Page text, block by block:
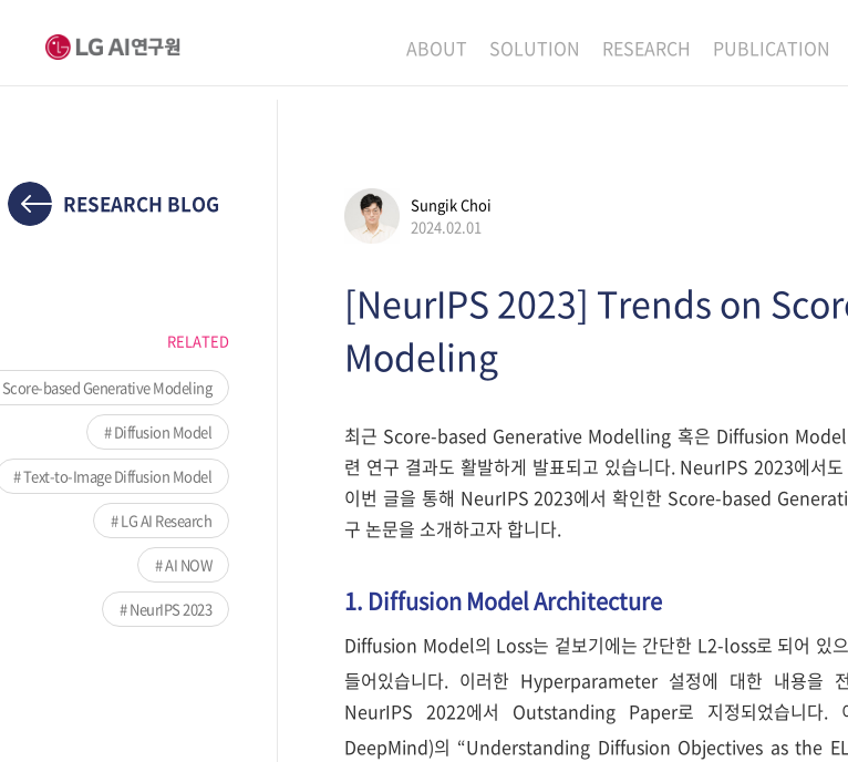
ABOUT
ETHICS PRINCIPLES
LOCATION
SOLUTION RESEARCH
DATA INTELLIGENCE
PUBLICATION
RESEARCH BLOG
RELATED
Score-based Generative Modeling
Diffusion Model
Text-to-Image Diffusion Model
LG AI Research
AI NOW
NeurIPS 2023
Sungik Choi
2024.02.01
[NeurIPS 2023] Trends on
Modeling
최근 Score-based Generative Modelling 혹은 Diffusion Model
련 연구 결과도 활발하게 발표되고 있습니다. NeurIPS 2023에서
이번 글을 통해 NeurIPS 2023에서 확인한 Score-based
구 논문을 소개하고자 합니다.
1. Diffusion Model Architecture
Diffusion Model의 Loss는 겉보기에는 간단한 L2-loss로 되어
들어있습니다. 이러한 Hyperparameter 설정에 대한 내용을
NeurIPS 2022에서 Outstanding Paper로 지정되었습니다.
DeepMind)의 “Understanding Diffusion Objectives as the